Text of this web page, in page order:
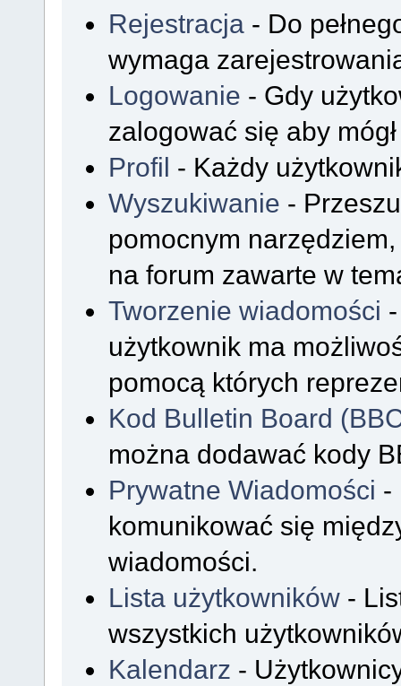
Rejestracja - Do
wymaga
Logowanie - Gdy
zalogować się aby
Profil - Każdy
Wyszukiwanie -
pomocnym
na forum zawarte w
Tworzenie wiadomości
użytkownik ma
pomocą których
Kod Bulletin Board
można dodawać kody
Prywatne Wiadomości -
komunikować się
wiadomości.
Lista użytkowników -
wszystkich
Kalendarz -